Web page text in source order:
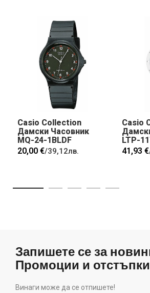
Casio Collection
Дамски Часовник
MQ-24-1BLDF
20,00 €/39,12лв.
Casio
LTP-
41,93 €
Запишете се за
Промоции и
Винаги може да се отпишете!